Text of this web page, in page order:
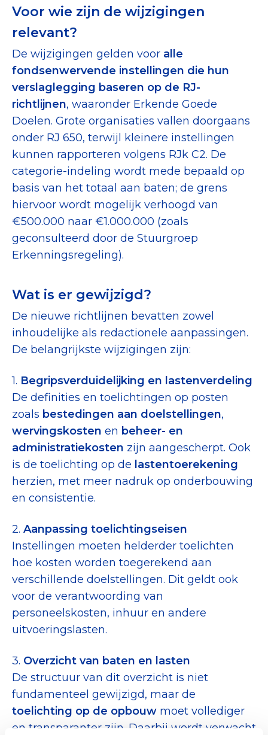
Voor wie zijn de wijzigingen
relevant?
De wijzigingen gelden voor alle
fondsenwervende instellingen die hun
verslaglegging baseren op de RJ-
richtlijnen, waaronder Erkende Goede
Doelen. Grote organisaties vallen doorgaans
onder RJ 650, terwijl kleinere instellingen
kunnen rapporteren volgens RJk C2. De
categorie-indeling wordt mede bepaald op
basis van het totaal aan baten; de grens
hiervoor wordt mogelijk verhoogd van
€500.000 naar €1.000.000 (zoals
geconsulteerd door de Stuurgroep
Erkenningsregeling).
Wat is er gewijzigd?
De nieuwe richtlijnen bevatten zowel
inhoudelijke als redactionele aanpassingen.
De belangrijkste wijzigingen zijn:
1. Begripsverduidelijking en lastenverdeling
De definities en toelichtingen op posten
zoals bestedingen aan doelstellingen,
wervingskosten en beheer- en
administratiekosten zijn aangescherpt. Ook
is de toelichting op de lastentoerekening
herzien, met meer nadruk op onderbouwing
en consistentie.
2. Aanpassing toelichtingseisen
Instellingen moeten helderder toelichten
hoe kosten worden toegerekend aan
verschillende doelstellingen. Dit geldt ook
voor de verantwoording van
personeelskosten, inhuur en andere
uitvoeringslasten.
3. Overzicht van baten en lasten
De structuur van dit overzicht is niet
fundamenteel gewijzigd, maar de
toelichting op de opbouw moet vollediger
en transparanter zijn. Daarbij wordt verwacht